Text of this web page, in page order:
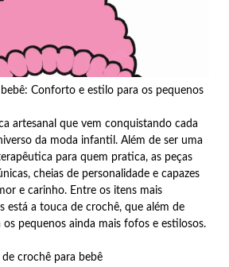
bebê: Conforto e estilo para os pequenos
artesanal que vem conquistando cada
da moda infantil. Além de ser uma
para quem pratica, as peças
cheias de personalidade e capazes
e carinho. Entre os itens mais
está a touca de crochê, que além de
pequenos ainda mais fofos e estilosos.
crochê para bebê